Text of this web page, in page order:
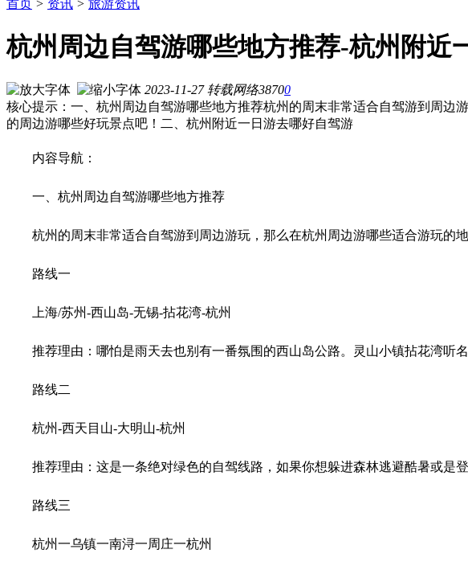
首页 > 资讯 > 旅游资讯
杭州周边自驾游哪些地方推荐-杭州附近
2023-11-27 转载网络38700
核心提示：一、杭州周边自驾游哪些地方推荐杭州的周末非常适合自驾游到周
的周边游哪些好玩景点吧！二、杭州附近一日游去哪好自驾游
内容导航：
一、杭州周边自驾游哪些地方推荐
杭州的周末非常适合自驾游到周边游玩，那么在杭州周边游哪些适合游玩的
路线一
上海/苏州-西山岛-无锡-拈花湾-杭州
推荐理由：哪怕是雨天去也别有一番氛围的西山岛公路。灵山小镇拈花湾听
路线二
杭州-西天目山-大明山-杭州
推荐理由：这是一条绝对绿色的自驾线路，如果你想躲进森林逃避酷暑或是
路线三
杭州一乌镇一南浔一周庄一杭州